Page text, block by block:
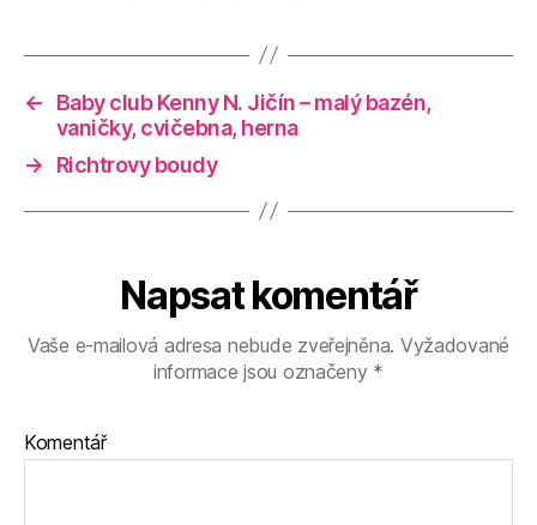
←
Baby club Kenny N. Jičín – malý bazén,
vaničky, cvičebna, herna
→
Richtrovy boudy
Napsat komentář
Vaše e-mailová adresa nebude zveřejněna. Vyžadované
informace jsou označeny *
Komentář